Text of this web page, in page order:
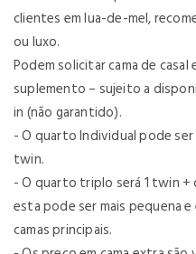
clientes em lua-de-mel,
ou luxo.
Podem solicitar cama de
suplemento – sujeito a
in (não garantido).
- O quarto Individual pode
twin.
- O quarto triplo será 1 twin +
esta pode ser mais pequena
camas principais.